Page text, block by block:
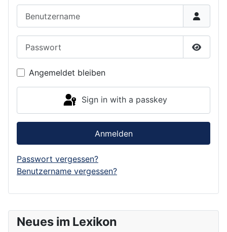
Neues im Lexikon
Show
Angemeldet bleiben
Sign in with a passkey
Anmelden
Passwort vergessen?
Benutzername vergessen?